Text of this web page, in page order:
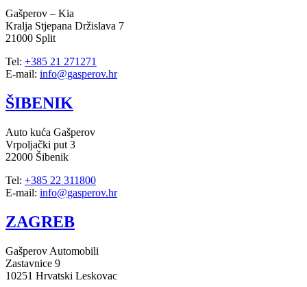
Gašperov – Kia
Kralja Stjepana Držislava 7
21000 Split
Tel: +385 21 271271
E-mail: info@gasperov.hr
ŠIBENIK
Auto kuća Gašperov
Vrpoljački put 3
22000 Šibenik
Tel: +385 22 311800
E-mail: info@gasperov.hr
ZAGREB
Gašperov Automobili
Zastavnice 9
10251 Hrvatski Leskovac